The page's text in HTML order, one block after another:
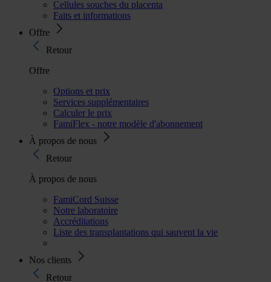
Cellules souches du placenta
Faits et informations
Offre
Retour
Offre
Options et prix
Services supplémentaires
Calculer le prix
FamiFlex - notre modèle d'abonnement
À propos de nous
Retour
À propos de nous
FamiCord Suisse
Notre laboratoire
Accréditations
Liste des transplantations qui sauvent la vie
Nos clients
Retour